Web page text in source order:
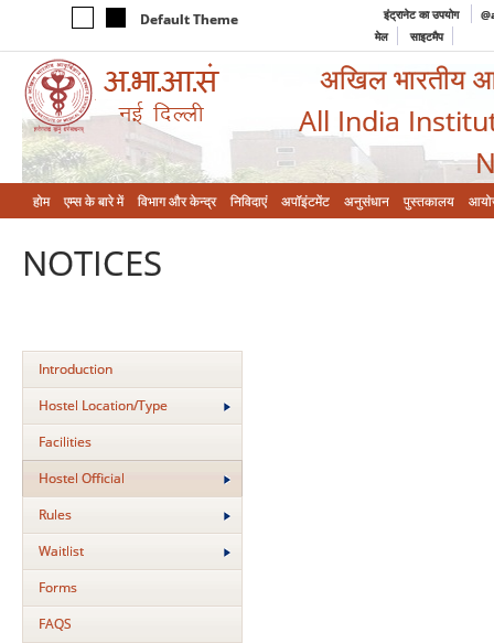
Default Theme इंट्रानेट का उपयोग
मेल
साइटमैप
अखिल भारतीय
All India
होम एम्‍स के बारे में विभाग और केन्‍द्र निविदाएं अपॉइंटमेंट अनुसंधान पुस्तकालय
NOTICES
Introduction
Hostel Location/Type
Facilities
Hostel Official
Rules
Waitlist
Forms
FAQS